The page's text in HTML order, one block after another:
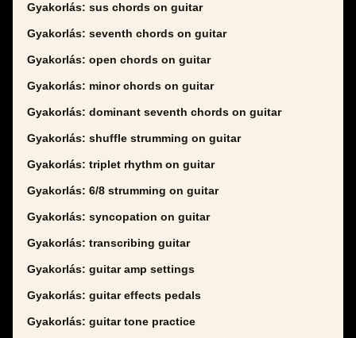
Gyakorlás: sus chords on guitar
Gyakorlás: seventh chords on guitar
Gyakorlás: open chords on guitar
Gyakorlás: minor chords on guitar
Gyakorlás: dominant seventh chords on guitar
Gyakorlás: shuffle strumming on guitar
Gyakorlás: triplet rhythm on guitar
Gyakorlás: 6/8 strumming on guitar
Gyakorlás: syncopation on guitar
Gyakorlás: transcribing guitar
Gyakorlás: guitar amp settings
Gyakorlás: guitar effects pedals
Gyakorlás: guitar tone practice